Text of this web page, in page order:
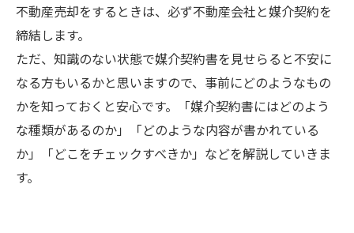
不動産売却をするときは、必ず不動産会社と媒介契約を
締結します。
ただ、知識のない状態で媒介契約書を見せらると不安に
なる方もいるかと思いますので、事前にどのようなもの
かを知っておくと安心です。「媒介契約書にはどのよう
な種類があるのか」「どのような内容が書かれている
か」「どこをチェックすべきか」などを解説していきま
す。